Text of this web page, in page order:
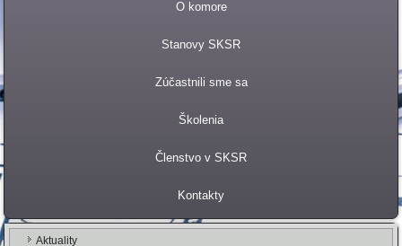
O komore
Stanovy SKSR
Zúčastnili sme sa
Školenia
Členstvo v SKSR
Kontakty
Aktuality